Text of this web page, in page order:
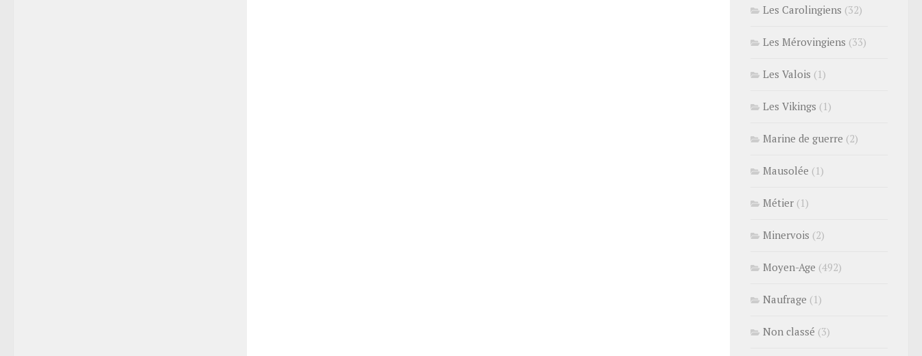
Les Carolingiens (32)
Les Mérovingiens (33)
Les Valois (1)
Les Vikings (1)
Marine de guerre (2)
Mausolée (1)
Métier (1)
Minervois (2)
Moyen-Age (492)
Naufrage (1)
Non classé (3)